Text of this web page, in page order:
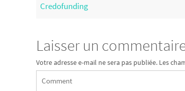
Credofunding
Laisser un
Votre adresse e-mail ne sera pas publiée. Les